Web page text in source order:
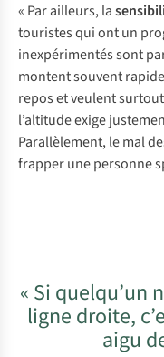
« Par ailleurs, la
touristes qui ont un
inexpérimentés sont
montent souvent
repos et veulent
l’altitude exige
Parallèlement, le mal
frapper une personne
« Si quelqu’un
ligne droite,
aigu